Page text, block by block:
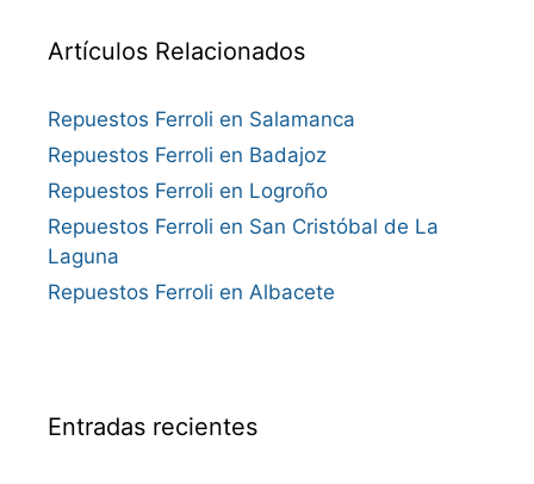
Artículos Relacionados
Repuestos Ferroli en Salamanca
Repuestos Ferroli en Badajoz
Repuestos Ferroli en Logroño
Repuestos Ferroli en San Cristóbal de La
Laguna
Repuestos Ferroli en Albacete
Entradas recientes